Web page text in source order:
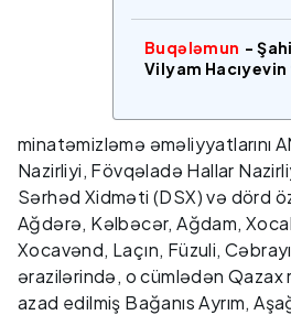
Buqələmun -
Vilyam
minatəmizləmə əməliyyatlarını
Nazirliyi, Fövqəladə Hallar
Sərhəd Xidməti (DSX) və dörd
Ağdərə, Kəlbəcər, Ağdam,
Xocavənd, Laçın, Füzuli,
ərazilərində, o cümlədən Qazax
azad edilmiş Bağanıs Ayrım,